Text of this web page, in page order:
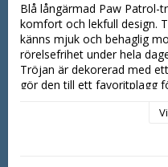
Blå långärmad Paw
komfort och lekfull design.
känns mjuk och behaglig
rörelsefrihet under hela
Tröjan är dekorerad med
gör den till ett favoritplagg
mysiga stunder hemma.